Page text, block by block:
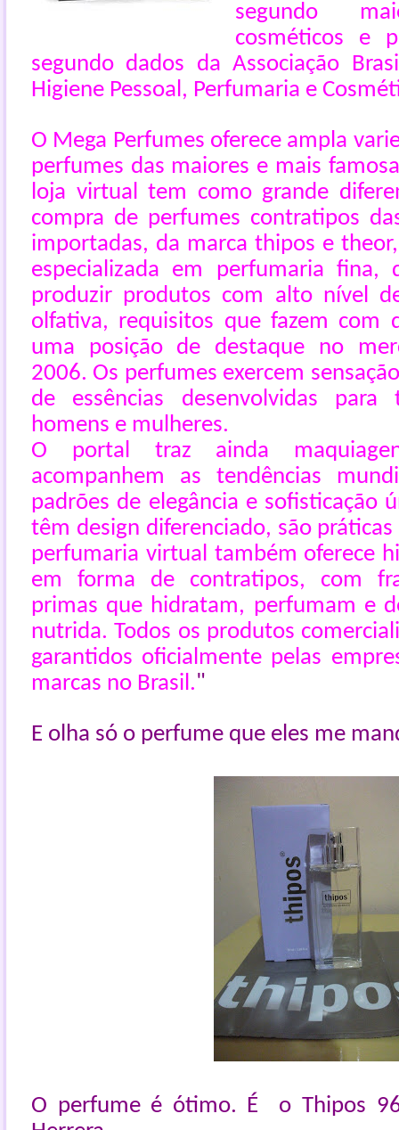
segundo
cosméticos e
segundo dados da Associação
Higiene Pessoal, Perfumaria e
O Mega Perfumes oferece ampla
perfumes das maiores e mais
loja virtual tem como grande
compra de perfumes contratipos
importadas, da marca thipos e
especializada em perfumaria fina,
produzir produtos com alto nível
olfativa, requisitos que fazem com
uma posição de destaque no
2006. Os perfumes exercem
de essências desenvolvidas
homens e mulheres.
O portal traz ainda
acompanhem as tendências
padrões de elegância e sofisticação
têm design diferenciado, são
perfumaria virtual também oferece
em forma de contratipos, com
primas que hidratam, perfumam e
nutrida. Todos os produtos
garantidos oficialmente pelas
marcas no Brasil."
E olha só o perfume que eles me
O perfume é ótimo. É o Thipos